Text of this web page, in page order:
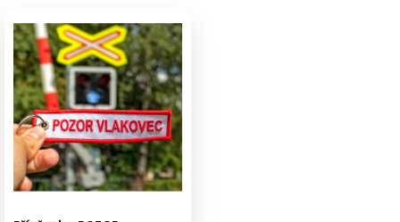
Legdrágább
Legnépszerűbb
termékek
ABC szerint